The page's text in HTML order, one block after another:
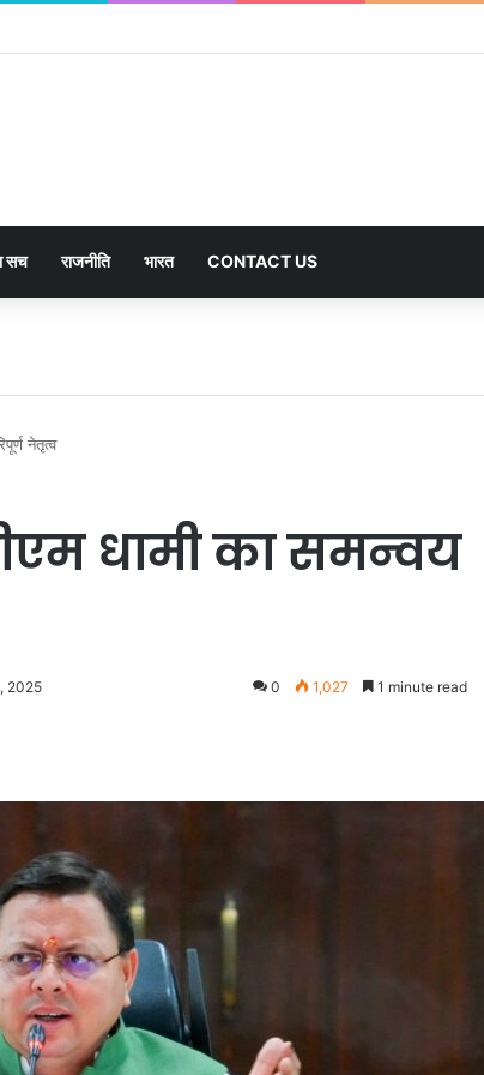
से अधिक पदों के लिए भरे जाएंगे फार्म
सच राजनीति भारत CONTACT US
नेतृत्व
धामी का समन्वय
2025 0 1,027 1 minute read